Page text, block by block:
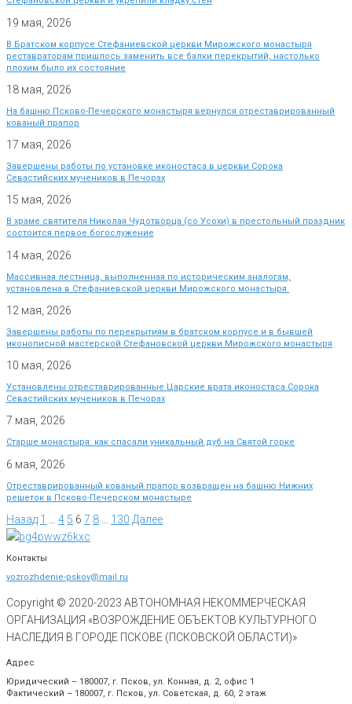
19 мая, 2026
В Братском корпусе Стефаниевской церкви Мирожского монастыря
реставраторам пришлось заменить все балки перекрытий, настолько
плохим было их состояние
18 мая, 2026
На башню Псково-Печерского монастыря вернулся отреставрированный
кованый прапор
17 мая, 2026
Завершены работы по установке иконостаса в церкви Сорока
Севастийских мучеников в Печорах
15 мая, 2026
В храме святителя Николая Чудотворца (со Усохи) в престольный праздник
состоится первое богослужение
14 мая, 2026
Массивная лестница, выполненная по историческим аналогам,
установлена в Стефаниевской церкви Мирожского монастыря.
12 мая, 2026
Завершены работы по перекрытиям в братском корпусе и в бывшей
иконописной мастерской Стефановской церкви Мирожского монастыря
10 мая, 2026
Установлены отреставрированные Царские врата иконостаса Сорока
Севастийских мучеников в Печорах
7 мая, 2026
Старше монастыря: как спасали уникальный дуб на Святой горке
6 мая, 2026
Отреставрированный кованый прапор возвращен на башню Нижних
решеток в Псково-Печерском монастыре
Назад 1 4 5 6 7 8 130 Далее
Контакты
vozrozhdenie-pskov@mail.ru
Copyright © 2020-2023 АВТОНОМНАЯ НЕКОММЕРЧЕСКАЯ
ОРГАНИЗАЦИЯ «ВОЗРОЖДЕНИЕ ОБЪЕКТОВ КУЛЬТУРНОГО
НАСЛЕДИЯ В ГОРОДЕ ПСКОВЕ (ПСКОВСКОЙ ОБЛАСТИ)»
Адрес
Юридический – 180007, г. Псков, ул. Конная, д. 2, офис 1
Фактический – 180007, г. Псков, ул. Советская, д. 60, 2 этаж